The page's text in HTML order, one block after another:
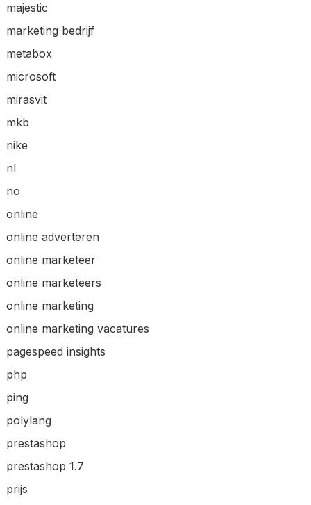
majestic
marketing bedrijf
metabox
microsoft
mirasvit
mkb
nike
nl
no
online
online adverteren
online marketeer
online marketeers
online marketing
online marketing vacatures
pagespeed insights
php
ping
polylang
prestashop
prestashop 1.7
prijs